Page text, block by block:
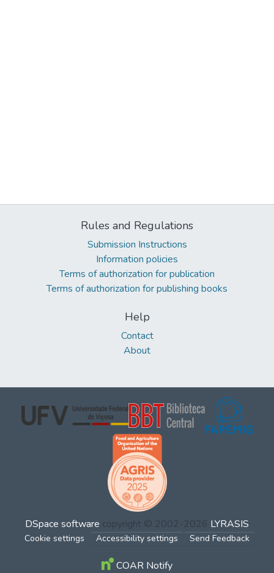
Rules and Regulations
Submission Instructions
Information policies
Terms of authorization for publication
Terms of authorization for publishing books
Help
Contact
About
DSpace software copyright © 2002-2026 LYRASIS
Cookie settings Accessibility settings Send Feedback
COAR Notify